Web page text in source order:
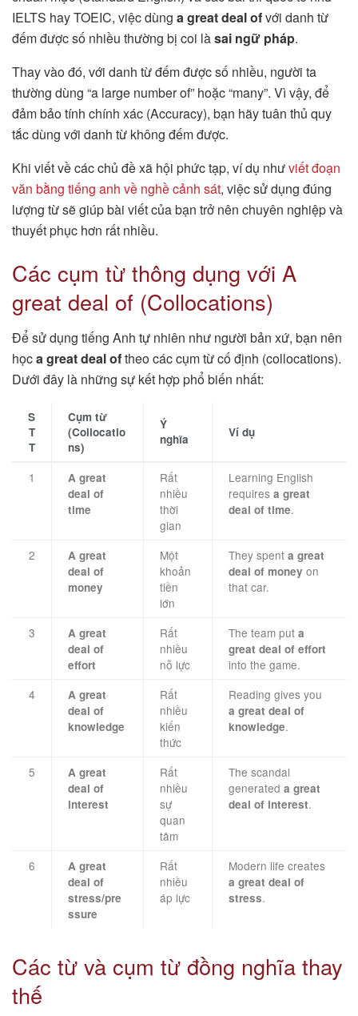
IELTS hay TOEIC, việc dùng a great deal ofvới danh từ
đếm được số nhiều thường bị coi làsai ngữ pháp.
Thay vào đó, với danh từ đếm được số nhiều, người ta
thường dùng “a large number of” hoặc “many”. Vì vậy, để
đảm bảo tính chính xác (Accuracy), bạn hãy tuân thủ quy
tắc dùng với danh từ không đếm được.
Khi viết về các chủ đề xã hội phức tạp, ví dụ nhưviết đoạn
văn bằng tiếng anh về nghề cảnh sát, việc sử dụng đúng
lượng từ sẽ giúp bài viết của bạn trở nên chuyên nghiệp và
thuyết phục hơn rất nhiều.
Các cụm từ thông dụng với A
great deal of (Collocations)
Để sử dụng tiếng Anh tự nhiên như người bản xứ, bạn nên
họca great deal oftheo các cụm từ cố định (collocations).
Dưới đây là những sự kết hợp phổ biến nhất:
S
T
T
Cụm từ
(Collocatio
ns)
Ý
nghĩa
Ví dụ
1
A great
deal of
time
Rất
nhiều
thời
gian
Learning English
requires a great
deal of time.
2
A great
deal of
money
Một
khoản
tiền
lớn
They spent a great
deal of money on
that car.
3
A great
deal of
effort
Rất
nhiều
nỗ lực
The team put a
great deal of effort
into the game.
4
A great
deal of
knowledge
Rất
nhiều
kiến
thức
Reading gives you
a great deal of
knowledge.
5
A great
deal of
interest
Rất
nhiều
sự
quan
tâm
The scandal
generated a great
deal of interest.
6
A great
deal of
stress/pre
ssure
Rất
nhiều
áp lực
Modern life creates
a great deal of
stress.
Các từ và cụm từ đồng nghĩa thay
thế